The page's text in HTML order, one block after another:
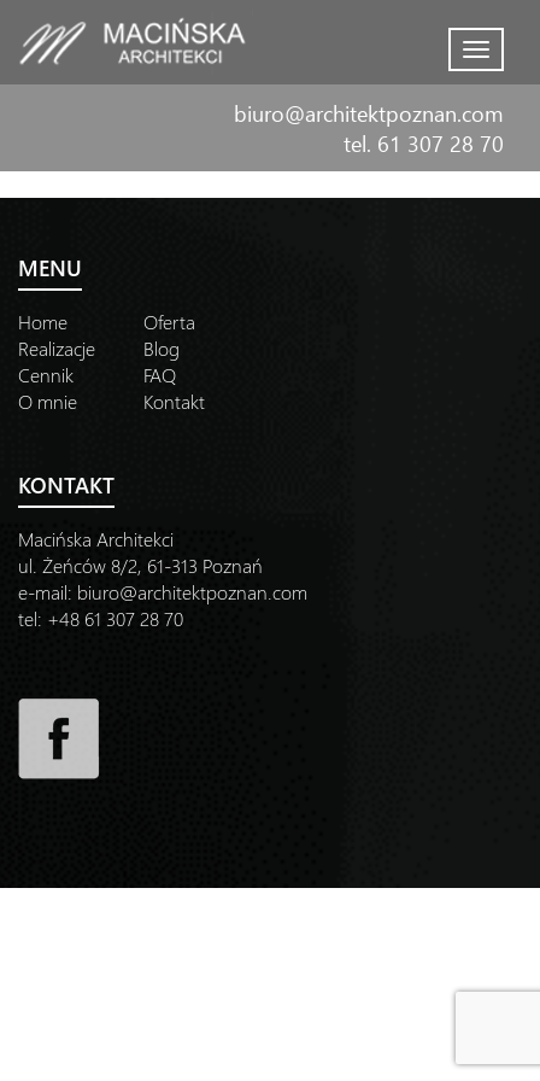
Menu
biuro@architektpoznan.com
tel. 61 307 28 70
MENU
Home
Oferta
Realizacje
Blog
Cennik
FAQ
O mnie
Kontakt
KONTAKT
Macińska Architekci
ul. Żeńców 8/2, 61-313 Poznań
e-mail: biuro@architektpoznan.com
tel: +48 61 307 28 70